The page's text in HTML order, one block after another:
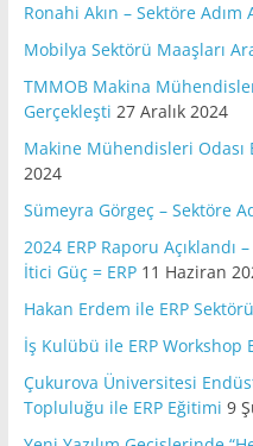
Ronahi Akın – Sektöre Adım
Mobilya Sektörü Maaşları
TMMOB Makina
Gerçekleşti 27 Aralık 2024
Makine Mühendisleri Odası
2024
Sümeyra Görgeç – Sektöre
2024 ERP Raporu
İtici Güç = ERP 11 Haziran
Hakan Erdem ile ERP
İş Kulübü ile ERP Workshop
Çukurova Üniversitesi
Topluluğu ile ERP Eğitimi 9